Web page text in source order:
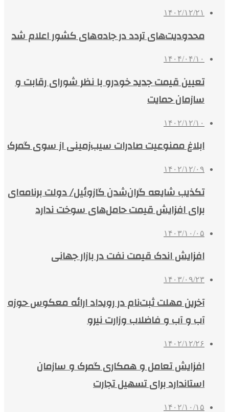
۱۴۰۲/۱۲/۲۱
محدودیت‌های تردد در جاده‌های کشور اعلام شد
۱۴۰۴/۰۴/۱۰
تعیین قیمت جدید خودرو با نظر شورای رقابت و
سازمان حمایت
۱۴۰۲/۱۲/۱۰
ابلاغ ممنوعیت صادرات سیب‌زمینی از سوی گمرک
۱۴۰۲/۱۲/۰۹
تکذیب شایعه گران‌شدن گازوئیل/ دولت برنامه‌ای
برای افزایش قیمت حامل‌های سوخت ندارد
۱۴۰۳/۱۰/۰۵
افزایش اندک قیمت نفت در بازار جهانی
۱۴۰۳/۰۹/۲۳
آخرین مهلت ثبت‌نام در رویداد ارائه معکوس حوزه
آب و آب و فاضلاب وزارت نیرو
۱۴۰۲/۱۲/۲۶
افزایش تعامل و همکاری گمرک و سازمان
استاندارد برای تسهیل تجارت
۱۴۰۲/۱۰/۱۵